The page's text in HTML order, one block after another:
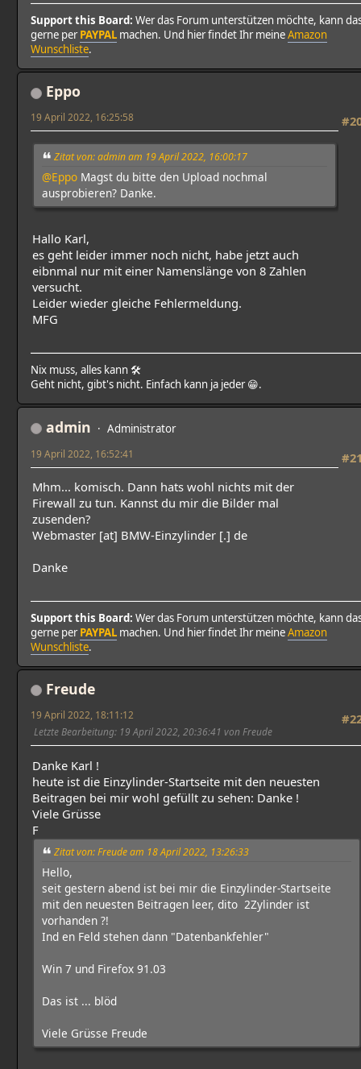
Support this Board: Wer das Forum unterstützen möchte, kann
gerne perPAYPAL machen. Und hier findet Ihr meineAmazon
Wunschliste.
Eppo
19 April 2022, 16:25:58
Zitat von: admin am 19 April 2022, 16:00:17
@Eppo Magst du bitte den Upload nochmal
ausprobieren? Danke.
Hallo Karl,
es geht leider immer noch nicht, habe jetzt auch
eibnmal nur mit einer Namenslänge von 8 Zahlen
versucht.
Leider wieder gleiche Fehlermeldung.
MFG
Nix muss, alles kann 🛠
Geht nicht, gibt's nicht. Einfach kann ja jeder 😁.
admin Administrator
19 April 2022, 16:52:41
Mhm... komisch. Dann hats wohl nichts mit der
Firewall zu tun. Kannst du mir die Bilder mal
zusenden?
Webmaster [at] BMW-Einzylinder [.] de
Danke
Support this Board: Wer das Forum unterstützen möchte, kann
gerne perPAYPAL machen. Und hier findet Ihr meineAmazon
Wunschliste.
Freude
19 April 2022, 18:11:12
Letzte Bearbeitung: 19 April 2022, 20:36:41 von Freude
Danke Karl !
heute ist die Einzylinder-Startseite mit den neuesten
Beitragen bei mir wohl gefüllt zu sehen: Danke !
Viele Grüsse
F
Zitat von: Freude am 18 April 2022, 13:26:33
Hello,
seit gestern abend ist bei mir die Einzylinder-Startseite
mit den neuesten Beitragen leer, dito 2Zylinder ist
vorhanden ?!
Ind en Feld stehen dann "Datenbankfehler"
Win 7 und Firefox 91.03
Das ist ... blöd
Viele Grüsse Freude